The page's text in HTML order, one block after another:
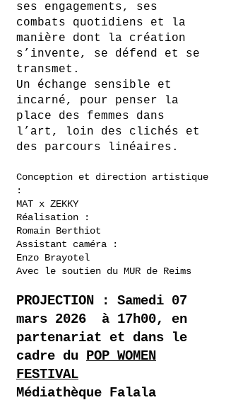
ses engagements, ses
combats quotidiens et la
manière dont la création
s’invente, se défend et se
transmet.
Un échange sensible et
incarné, pour penser la
place des femmes dans
l’art, loin des clichés et
des parcours linéaires.
Conception et direction artistique
:
MAT x ZEKKY
Réalisation :
Romain Berthiot
Assistant caméra :
Enzo Brayotel
Avec le soutien du MUR de Reims
PROJECTION : Samedi 07
mars 2026 à 17h00, en
partenariat et dans le
cadre du POP WOMEN
FESTIVAL
Médiathèque Falala